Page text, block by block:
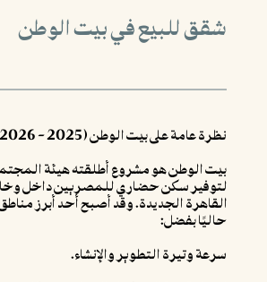
شقق للبيع في بيت الوطن
نظرة عامة على بيت الوطن (2025 - 2026)
بيت الوطن هو مشروع أطلقته هيئة
لتوفير سكن حضاري للمصريين داخل
القاهرة الجديدة. وقد أصبح أحد أبرز
حاليًا بفضل:
سرعة وتيرة التطوير والإنشاء.